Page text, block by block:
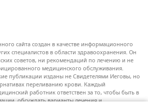
сайта создан в качестве информационного
специалистов в области здравоохранения. Он
советов, ни рекомендаций по лечению и не
медицинского обслуживания.
публикации изданы не Свидетелями Иеговы, но
переливанию крови. Каждый
работник ответствен за то, чтобы быть в
обсуждать варианты лечения и